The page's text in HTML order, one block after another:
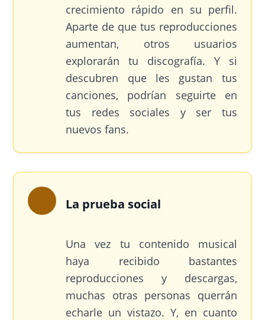
crecimiento rápido en su perfil.
Aparte de que tus reproducciones
aumentan, otros usuarios
explorarán tu discografía. Y si
descubren que les gustan tus
canciones, podrían seguirte en
tus redes sociales y ser tus
nuevos fans.
La prueba social
Una vez tu contenido musical
haya recibido bastantes
reproducciones y descargas,
muchas otras personas querrán
echarle un vistazo. Y, en cuanto